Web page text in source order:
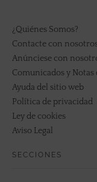
¿Quiénes Somos?
Contacte con
Anúnciese con
Comunicados y Notas
Ayuda del sitio web
Política de privacidad
Ley de cookies
Aviso Legal
SECCIONES